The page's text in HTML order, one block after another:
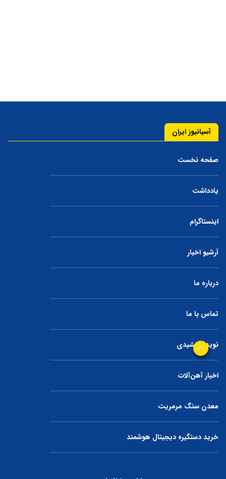
آسیانیوز ایران
صفحه نخست
یادداشت
اینستاگرام
آرشیو اخبار
درباره ما
تماس با ما
نوید جمشیدی
اخبار آهن‌آلات
معدن سنگ مرمریت
خرید دستگیره دیجیتال هوشمند